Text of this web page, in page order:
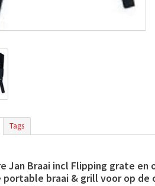
Tags
Jan Braai incl Flipping grate en
portable braai & grill voor op de